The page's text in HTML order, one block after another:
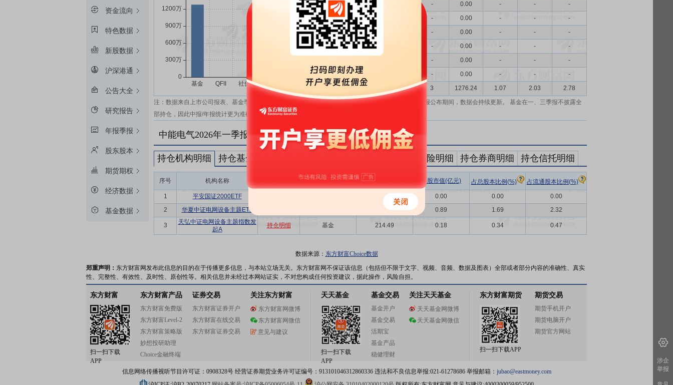
资金流向
特色数据
新股数据
沪深港通
公告大全
研究报告
年报季报
股东股本
期货期权
经济数据
基金数据
- 0.00 - -
-
- 0.00 - -
-
- 0.00 - -
-
- 0.00 - -
-
- 0.00 - -
-
- 0.00 - -
-
机构汇总
3 1276.24 1.07 2.03
2.78
注：数据来自上市公司报表、基金季报、半年报和基金年报；在上市公司报表、基金季报、半年报和年报公布期间，数据会持续更新。 基金在一、三季报不披露全
部持仓，因此中报/年报统计更为准确。
中能电气2026年一季报机构持仓明细
持仓机构明细 持仓基金明细 持仓保险明细 持仓券商明细 持仓信托明细
序号 机构名称 机构属性 持股总数(万股) 持股市值(亿元) 占总股本比例(%) 占流通股本比例(%)
1 平安国证2000ETF 0.11 0.00 0.00
0.00
2
华夏中证电网设备主题ETF 1061.63 0.89 1.69 2.32
3
天弘中证电网设备主题指数发
起A
持仓明细 基金 214.49 0.18 0.34 0.47
数据来源： 东方财富Choice数据
郑重声明： 东方财富网发布此信息的目的在于传播更多信息，与本站立场无关。东方财富网不保证该信息（包括但不限于文字、视频、音频、数据及图表）全部或者部分内容的准确性、真实
性、完整性、有效性、及时性、原创性等。相关信息并未经过本网站证实，不对您构成任何投资建议，据此操作，风险自担。
东方财富
扫一扫下载
APP
东方财富产品
东方财富免费版
东方财富Level-2
东方财富策略版
妙想投研助理
Choice金融终端
证券交易
东方财富证券开户
东方财富在线交易
东方财富证券交易
关注东方财富
东方财富网微博
东方财富网微信
意见与建议
天天基金
扫一扫下载
APP
基金交易
基金开户
基金交易
活期宝
基金产品
稳健理财
关注天天基金
天天基金网微博
天天基金网微信
东方财富期货
扫一扫下载APP
期货交易
期货手机开户
期货电脑开户
期货官方网站
信息网络传播视听节目许可证：0908328号 经营证券期货业务许可证编号：913101046312860336 违法和不良信息举报:021-61278686 举报邮箱： jubao@eastmoney.com
涉企
举报